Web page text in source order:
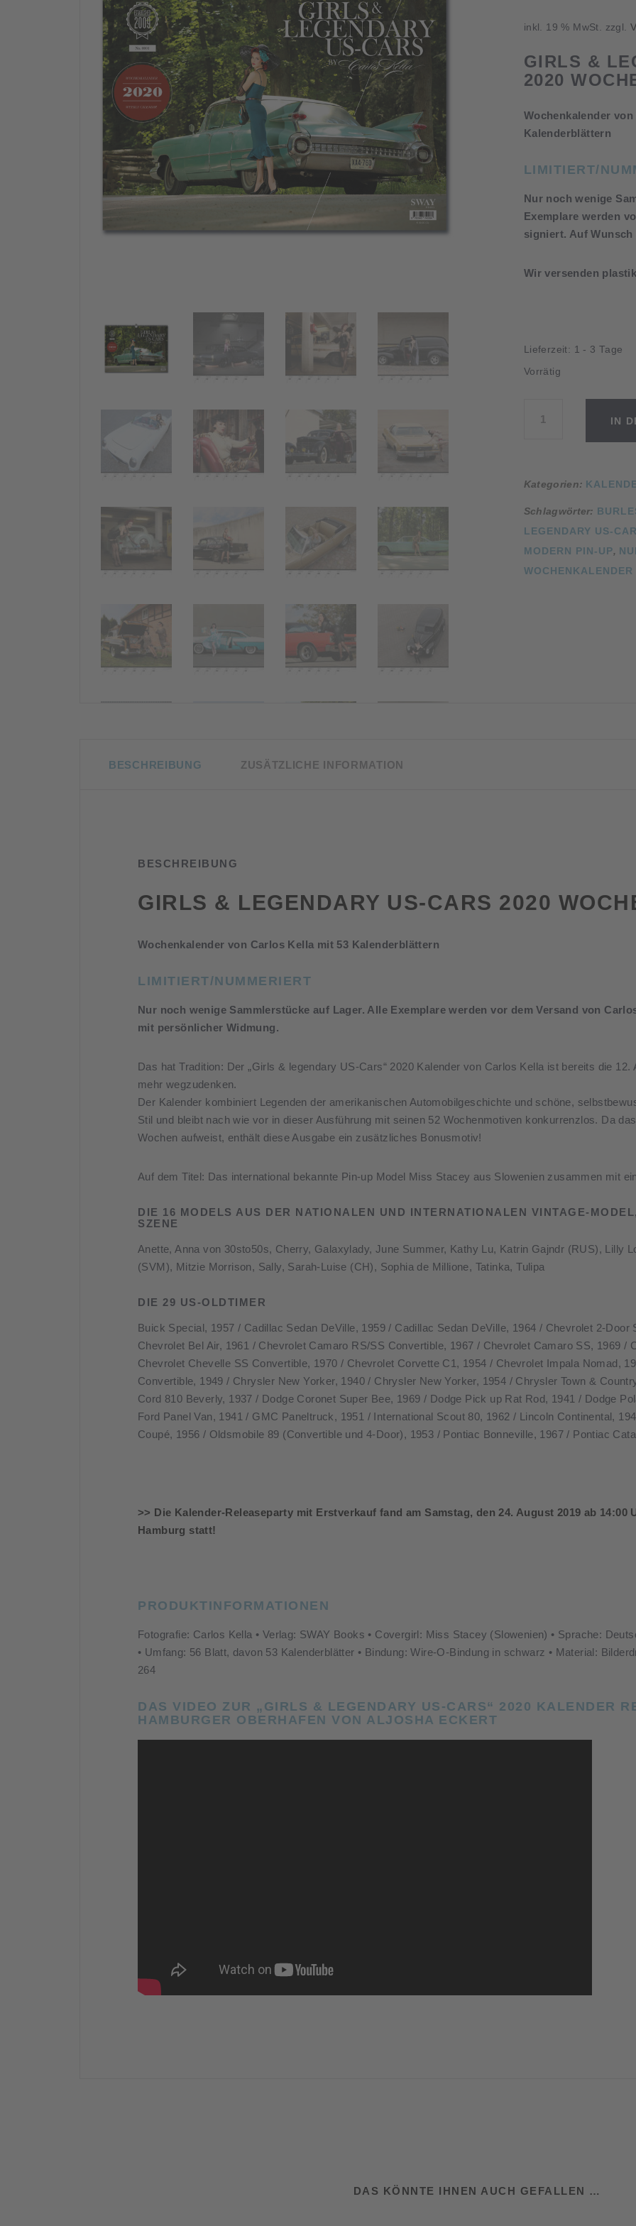
inkl. 19 % MwSt. zzgl.
GIRLS &
2020
Wochenkalender
Kalenderblättern
LIMITIERT/
Nur noch wenige
Exemplare werden
signiert. Auf
Wir versenden
Lieferzeit: 1 - 3 Tage
Vorrätig
Cars
Menge
IN
Kategorien:
Schlagwörter:
LEGENDARY US-
MODERN PIN-UP,
WOCHENKALENDER
BESCHREIBUNG ZUSÄTZLICHE INFORMATION
BESCHREIBUNG
GIRLS & LEGENDARY US-CARS 2020
Wochenkalender von Carlos Kella mit 53 Kalenderblättern
LIMITIERT/NUMMERIERT
Nur noch wenige Sammlerstücke auf Lager. Alle Exemplare werden vor dem Versand von
mit persönlicher Widmung.
Das hat Tradition: Der „Girls & legendary US-Cars“ 2020 Kalender von Carlos Kella ist bereits die
mehr wegzudenken.
Der Kalender kombiniert Legenden der amerikanischen Automobilgeschichte und schöne,
Stil und bleibt nach wie vor in dieser Ausführung mit seinen 52 Wochenmotiven konkurrenzlos. Da
Wochen aufweist, enthält diese Ausgabe ein zusätzliches Bonusmotiv!
Auf dem Titel: Das international bekannte Pin-up Model Miss Stacey aus Slowenien zusammen mit
DIE 16 MODELS AUS DER NATIONALEN UND INTERNATIONALEN VINTAGE-
SZENE
Anette, Anna von 30sto50s, Cherry, Galaxylady, June Summer, Kathy Lu, Katrin Gajndr (RUS), Lilly
(SVM), Mitzie Morrison, Sally, Sarah-Luise (CH), Sophia de Millione, Tatinka, Tulipa
DIE 29 US-OLDTIMER
Buick Special, 1957 / Cadillac Sedan DeVille, 1959 / Cadillac Sedan DeVille, 1964 / Chevrolet 2-
Chevrolet Bel Air, 1961 / Chevrolet Camaro RS/SS Convertible, 1967 / Chevrolet Camaro SS, 1969 /
Chevrolet Chevelle SS Convertible, 1970 / Chevrolet Corvette C1, 1954 / Chevrolet Impala Nomad,
Convertible, 1949 / Chrysler New Yorker, 1940 / Chrysler New Yorker, 1954 / Chrysler Town &
Cord 810 Beverly, 1937 / Dodge Coronet Super Bee, 1969 / Dodge Pick up Rat Rod, 1941 / Dodge
Ford Panel Van, 1941 / GMC Paneltruck, 1951 / International Scout 80, 1962 / Lincoln Continental,
Coupé, 1956 / Oldsmobile 89 (Convertible und 4-Door), 1953 / Pontiac Bonneville, 1967 / Pontiac
>> Die Kalender-Releaseparty mit Erstverkauf fand am Samstag, den 24. August 2019 ab 14:00
Hamburg statt!
PRODUKTINFORMATIONEN
Fotografie: Carlos Kella • Verlag: SWAY Books • Covergirl: Miss Stacey (Slowenien) • Sprache:
• Umfang: 56 Blatt, davon 53 Kalenderblätter • Bindung: Wire-O-Bindung in schwarz • Material:
264
DAS VIDEO ZUR „GIRLS & LEGENDARY US-CARS“ 2020 KALENDER
HAMBURGER OBERHAFEN VON ALJOSHA ECKERT
DAS KÖNNTE IHNEN AUCH GEFALLEN …